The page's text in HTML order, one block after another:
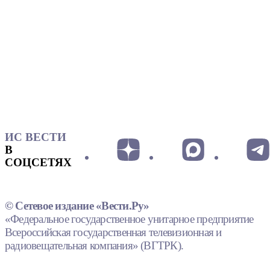
ИС ВЕСТИ
В
СОЦСЕТЯХ
© Сетевое издание «Вести.Ру»
«Федеральное государственное унитарное предприятие
Всероссийская государственная телевизионная и
радиовещательная компания» (ВГТРК).